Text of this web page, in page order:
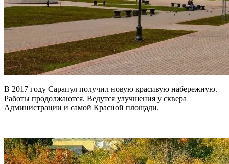
В 2017 году Сарапул получил новую красивую набережную.
Работы продолжаются. Ведутся улучшения у сквера
Администрации и самой Красной площади.